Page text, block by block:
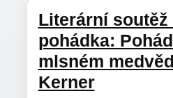
Literární soutěž
pohádka:
mlsném
Kerner